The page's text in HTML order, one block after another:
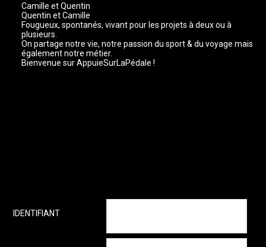
Camille et Quentin
Quentin et Camille
Fougueux, spontanés, vivant pour les projets à deux ou à
plusieurs.
On partage notre vie, notre passion du sport & du voyage mais
également notre métier.
Bienvenue sur AppuieSurLaPédale !
IDENTIFIANT